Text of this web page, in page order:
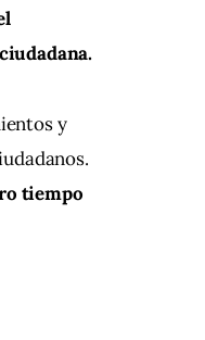
y
tiempo